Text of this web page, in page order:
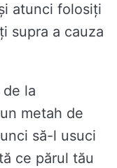
atunci folosiți
supra a cauza
la
metah de
să-l usuci
ce părul tău